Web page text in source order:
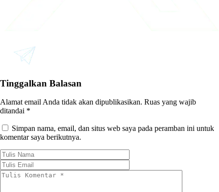
Tinggalkan Balasan
Alamat email Anda tidak akan dipublikasikan. Ruas yang wajib
ditandai *
Simpan nama, email, dan situs web saya pada peramban ini untuk
komentar saya berikutnya.